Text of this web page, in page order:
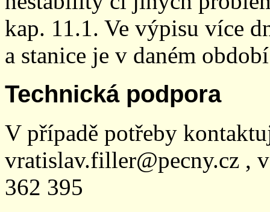
kap. 11.1. Ve výpisu více
a stanice je v daném
Technická podpora
V případě potřeby
vratislav.filler@pecny.cz ,
362 395